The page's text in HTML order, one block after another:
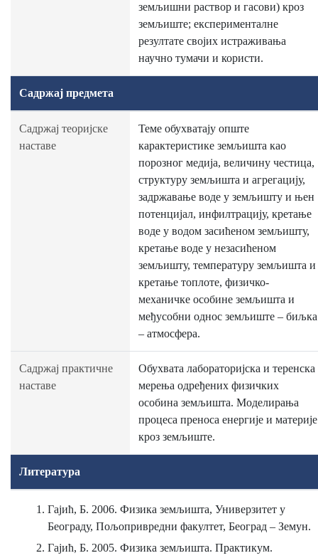
земљишни раствор и гасови) кроз
земљиште; експерименталне
резултате својих истраживања
научно тумачи и користи.
Садржај предмета
Садржај теоријске
наставе
Теме обухватају опште
карактеристике земљишта као
порозног медија, величину честица,
структуру земљишта и агрегацију,
задржавање воде у земљишту и њен
потенцијал, инфилтрацију, кретање
воде у водом засићеном земљишту,
кретање воде у незасићеном
земљишту, температуру земљишта и
кретање топлоте, физичко-
механичке особине земљишта и
међусобни однос земљиште – биљка
– атмосфера.
Садржај практичне
наставе
Обухвата лабораторијска и теренска
мерења одређених физичких
особина земљишта. Моделирања
процеса преноса енергије и материје
кроз земљиште.
Литература
Гајић, Б. 2006. Физика земљишта, Универзитет у
Београду, Пољопривредни факултет, Београд – Земун.
Гајић, Б. 2005. Физика земљишта. Практикум.